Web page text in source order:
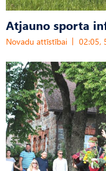
Atjauno sporta
Novadu attīstībai 02:05,